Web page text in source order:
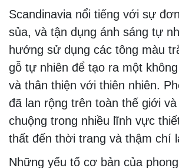
Scandinavia nổi tiếng với sự
sủa, và tận dụng ánh sáng tự
hướng sử dụng các tông màu
gỗ tự nhiên để tạo ra một
và thân thiện với thiên nhiên.
đã lan rộng trên toàn thế giới
chuộng trong nhiều lĩnh vực
thất đến thời trang và thậm chí
Những yếu tố cơ bản của